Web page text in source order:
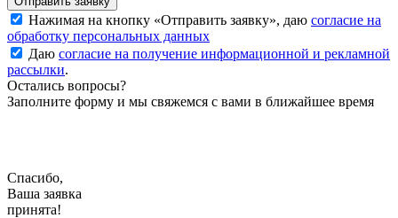
Нажимая на кнопку «Отправить заявку», даю согласие на
обработку персональных данных
Даю согласие на получение информационной и рекламной
рассылки.
Остались вопросы?
Заполните форму и мы свяжемся с вами в ближайшее время
Спасибо,
Ваша заявка
принята!